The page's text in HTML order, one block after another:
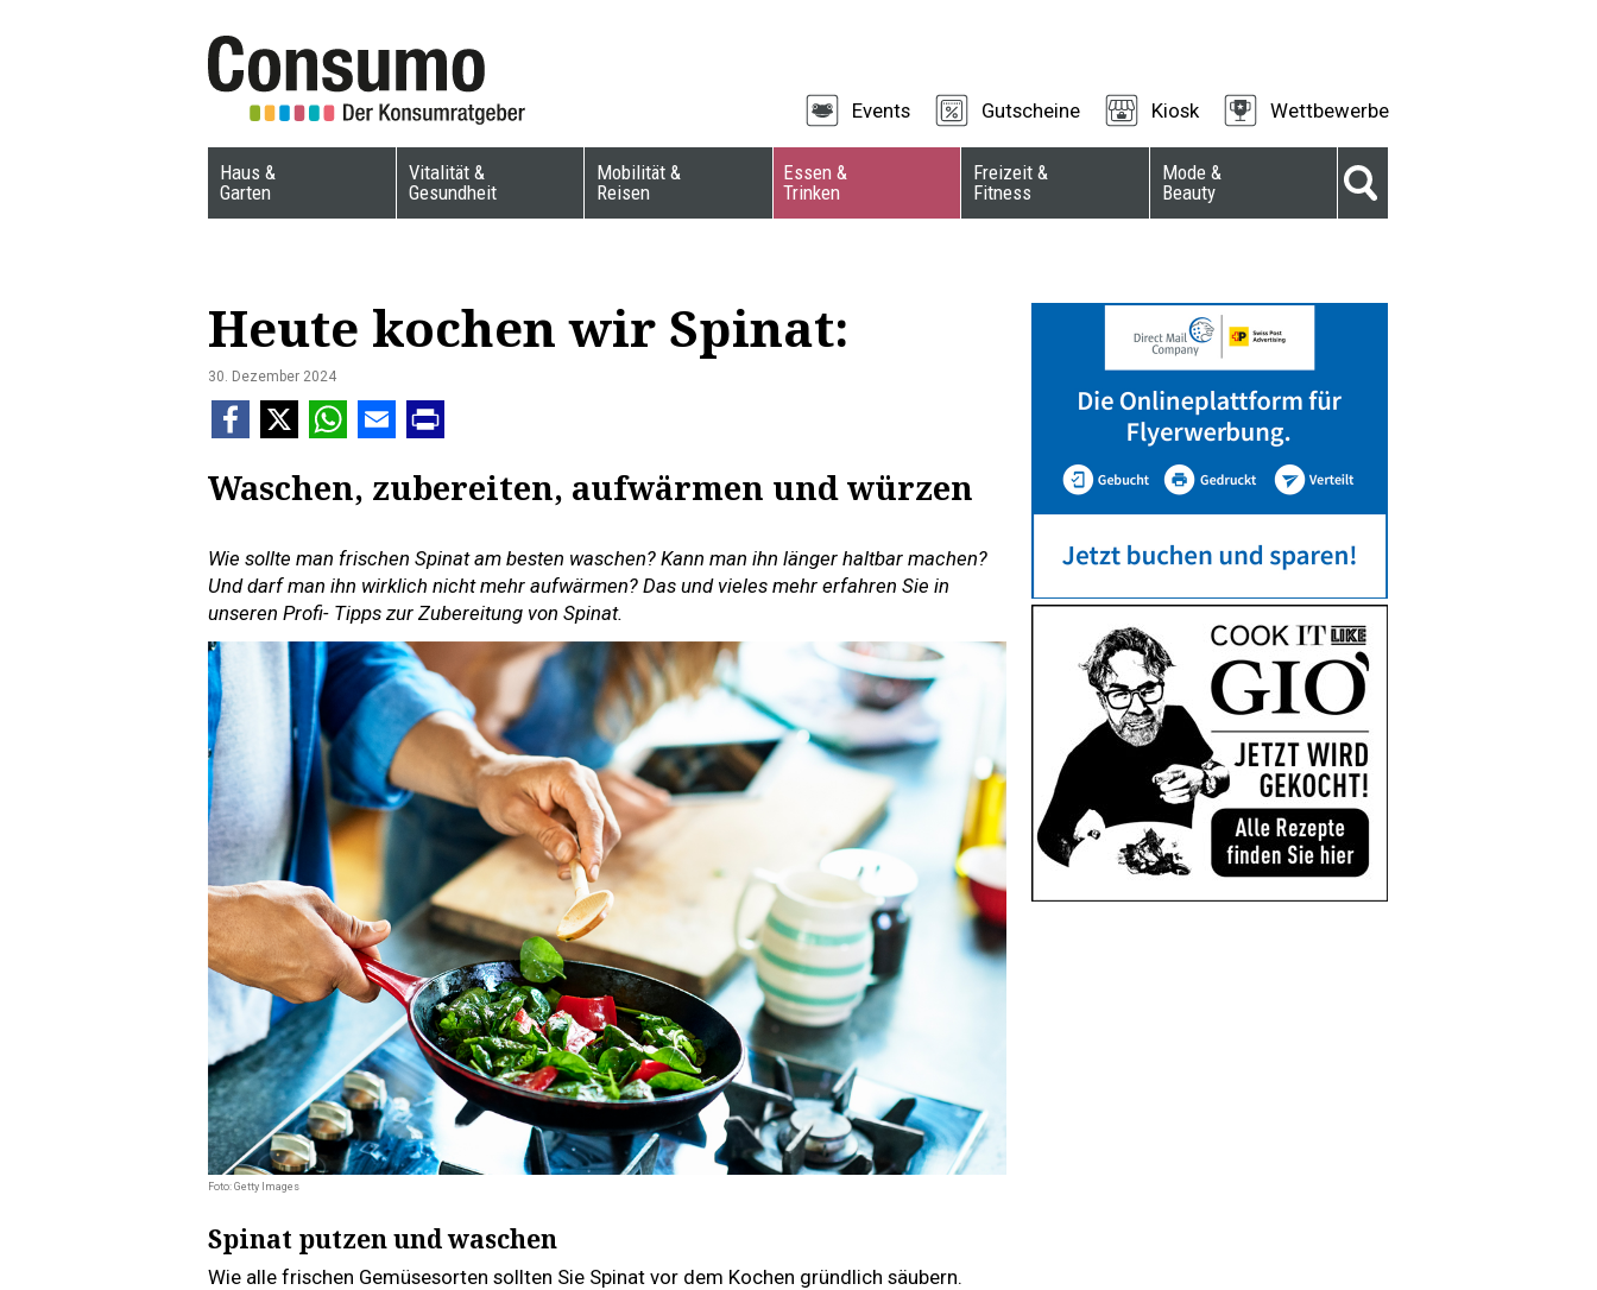
Events Gutscheine Kiosk Wettbewerbe
Haus &
Garten
Vitalität &
Gesundheit
Mobilität &
Reisen
Essen &
Trinken
Freizeit &
Fitness
Mode &
Beauty
Heute kochen wir Spinat:
30. Dezember 2024
Waschen, zubereiten, aufwärmen und würzen
Wie sollte man frischen Spinat am besten waschen? Kann man ihn länger haltbar machen?
Und darf man ihn wirklich nicht mehr aufwärmen? Das und vieles mehr erfahren Sie in
unseren Profi- Tipps zur Zubereitung von Spinat.
Foto: Getty Images
Spinat putzen und waschen
Wie alle frischen Gemüsesorten sollten Sie Spinat vor dem Kochen gründlich säubern.